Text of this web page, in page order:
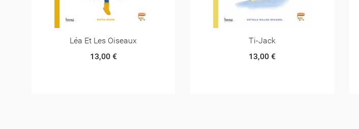
Léa Et Les Oiseaux
13,00 €
Ti-Jack
13,00 €